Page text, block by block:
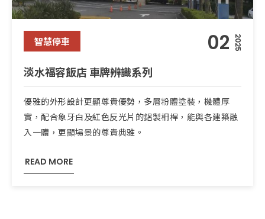
智慧停車 02 2025
淡水福容飯店 車牌辨識系列
優雅的外形設計更顯尊貴優勢，多層粉體塗裝，機體厚
實，配合象牙白及紅色反光片的鋁製柵桿，能與各建築融
入一體，更顯場景的尊貴典雅。
READ MORE